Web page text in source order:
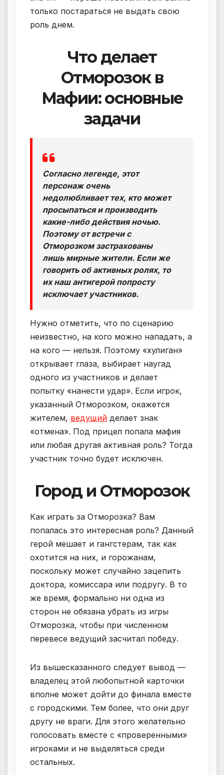
только постараться не выдать свою
роль днем.
Что делает
Отморозок в
Мафии: основные
задачи
Согласно легенде, этот
персонаж очень
недолюбливает тех, кто может
просыпаться и производить
какие-либо действия ночью.
Поэтому от встречи с
Отморозком застрахованы
лишь мирные жители. Если же
говорить об активных ролях, то
их наш антигерой попросту
исключает участников.
Нужно отметить, что по сценарию
неизвестно, на кого можно нападать, а
на кого — нельзя. Поэтому «хулиган»
открывает глаза, выбирает наугад
одного из участников и делает
попытку «нанести удар». Если игрок,
указанный Отморозком, окажется
жителем, ведущий делает знак
«отмена». Под прицел попала мафия
или любая другая активная роль? Тогда
участник точно будет исключен.
Город и Отморозок
Как играть за Отморозка? Вам
попалась это интересная роль? Данный
герой мешает и гангстерам, так как
охотится на них, и горожанам,
поскольку может случайно зацепить
доктора, комиссара или подругу. В то
же время, формально ни одна из
сторон не обязана убрать из игры
Отморозка, чтобы при численном
перевесе ведущий засчитал победу.
Из вышесказанного следует вывод —
владелец этой любопытной карточки
вполне может дойти до финала вместе
с городскими. Тем более, что они друг
другу не враги. Для этого желательно
голосовать вместе с «проверенными»
игроками и не выделяться среди
остальных.